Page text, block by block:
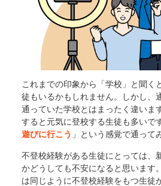
これまでの印象から「学校」と聞く
徒もいるかもしれません。しかし、
通っていた学校とはまったく違いま
すると元気に登校する生徒も多いで
遊びに行こう 」という感覚で通って
不登校経験がある生徒にとっては、
かどうしても不安になると思います
は同じように不登校経験をもつ生徒